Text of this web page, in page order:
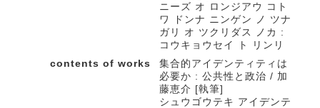
ニーズ オ ロンジアウ コト
ワ ドンナ ニンゲン ノ ツナ
ガリ オ ツクリダス ノカ :
コウキョウセイ ト リンリ
contents of works
集合的アイデンティティは
必要か : 公共性と政治 / 加
藤恵介 [執筆]
シュウゴウテキ アイデンテ